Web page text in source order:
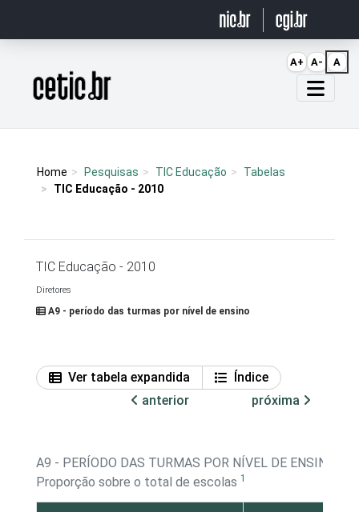
Página inicial
Home Pesquisas TIC Educação
Tabelas
TIC Educação - 2010
TIC Educação - 2010
Diretores
A9 - período das turmas por nível de ensino
Ver tabela expandida
Índice
anterior
próxima
A9 - PERÍODO DAS TURMAS POR NÍVEL DE ENSINO
Proporção sobre o total de escolas 1
A+ A- A